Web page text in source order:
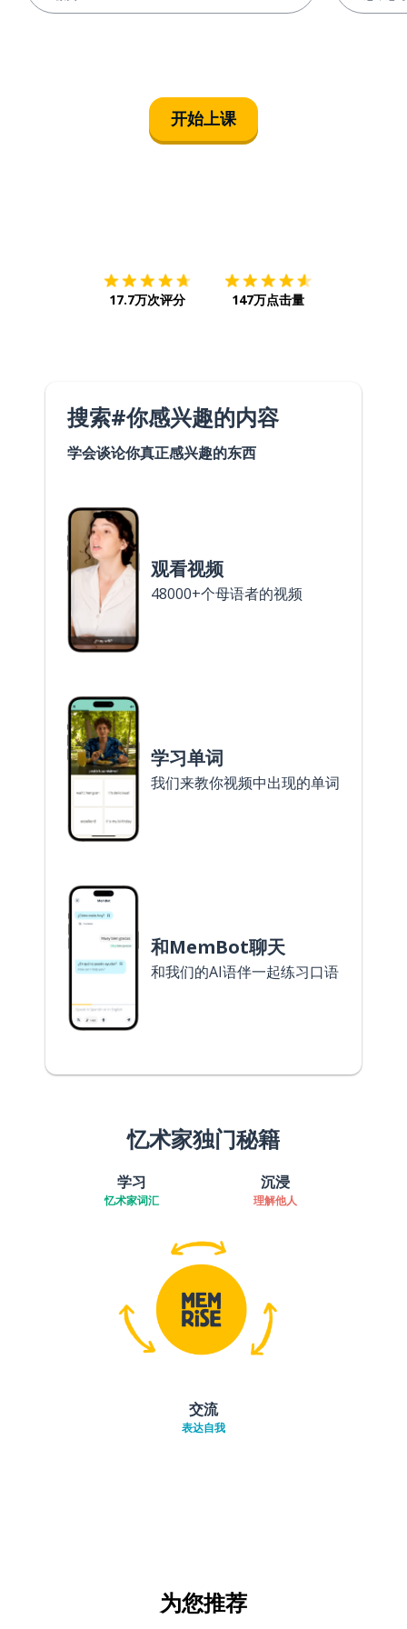
开始上课
17.7万次评分 147万点击量
搜索#你感兴趣的内容
学会谈论你真正感兴趣的东西
观看视频
48000+个母语者的视频
学习单词
我们来教你视频中出现的单词
和MemBot聊天
和我们的AI语伴一起练习口语
忆术家独门秘籍
学习
忆术家词汇
沉浸
理解他人
交流
表达自我
为您推荐